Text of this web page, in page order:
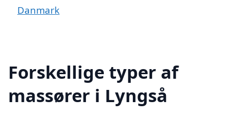
Danmark
Forskellige typer af
massører i Lyngså